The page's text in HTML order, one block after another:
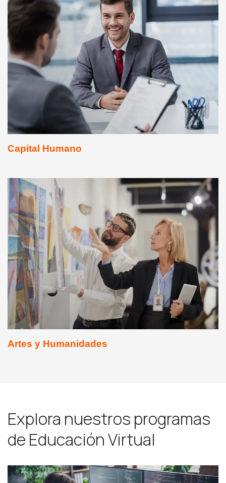
Capital Humano
Artes y Humanidades
Explora nuestros programas
de Educación Virtual